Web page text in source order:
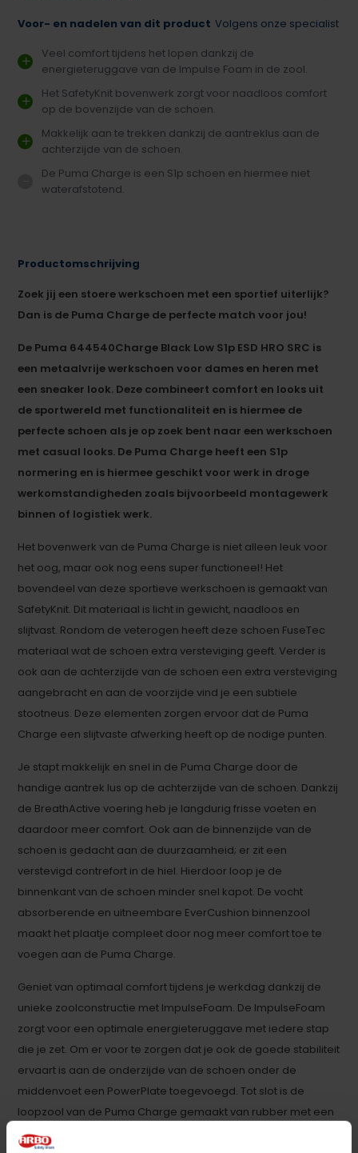
Voor- en nadelen van dit product Volgens onze specialist
Veel comfort tijdens het lopen dankzij de
energieteruggave van de Impulse Foam in de zool.
Het SafetyKnit bovenwerk zorgt voor naadloos comfort
op de bovenzijde van de schoen.
Makkelijk aan te trekken dankzij de aantreklus aan de
achterzijde van de schoen.
De Puma Charge is een S1p schoen en hiermee niet
waterafstotend.
Productomschrijving
Zoek jij een stoere werkschoen met een sportief uiterlijk?
Dan is de Puma Charge de perfecte match voor jou!
De Puma 644540Charge Black Low S1p ESD HRO SRC is
een metaalvrije werkschoen voor dames en heren met
een sneaker look. Deze combineert comfort en looks uit
de sportwereld met functionaliteit en is hiermee de
perfecte schoen als je op zoek bent naar een werkschoen
met casual looks. De Puma Charge heeft een S1p
normering en is hiermee geschikt voor werk in droge
werkomstandigheden zoals bijvoorbeeld montagewerk
binnen of logistiek werk.
Het bovenwerk van de Puma Charge is niet alleen leuk voor
het oog, maar ook nog eens super functioneel! Het
bovendeel van deze sportieve werkschoen is gemaakt van
SafetyKnit. Dit materiaal is licht in gewicht, naadloos en
slijtvast. Rondom de veterogen heeft deze schoen FuseTec
materiaal wat de schoen extra versteviging geeft. Verder is
ook aan de achterzijde van de schoen een extra versteviging
aangebracht en aan de voorzijde vind je een subtiele
stootneus. Deze elementen zorgen ervoor dat de Puma
Charge een slijtvaste afwerking heeft op de nodige punten.
Je stapt makkelijk en snel in de Puma Charge door de
handige aantrek lus op de achterzijde van de schoen. Dankzij
de BreathActive voering heb je langdurig frisse voeten en
daardoor meer comfort. Ook aan de binnenzijde van de
schoen is gedacht aan de duurzaamheid; er zit een
verstevigd contrefort in de hiel. Hierdoor loop je de
binnenkant van de schoen minder snel kapot. De vocht
absorberende en uitneembare EverCushion binnenzool
maakt het plaatje compleet door nog meer comfort toe te
voegen aan de Puma Charge.
Geniet van optimaal comfort tijdens je werkdag dankzij de
unieke zoolconstructie met ImpulseFoam. De ImpulseFoam
zorgt voor een optimale energieteruggave met iedere stap
die je zet. Om er voor te zorgen dat je ook de goede stabiliteit
ervaart is aan de onderzijde van de schoen onder de
middenvoet een PowerPlate toegevoegd. Tot slot is de
loopzool van de Puma Charge gemaakt van rubber met een
functioneel profiel, waardoor modder en vuil niet zo makkelijk